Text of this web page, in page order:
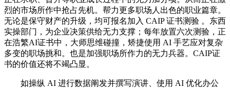
烈的市场所作中抢占先机。帮力更多职场人出色的职业篇章。
无论是保守财产的升级，均可报名加入 CAIP 证书测验 。东西
实操部门，为企业决策供给无力支撑；每年放置六次测验，正
在浩繁AI证书中，大师思维碰撞，矫捷使用 AI 手艺应对复杂
多变的职场挑和。也是加强职场所作力的无力兵器。CAIP证
书的价值还将不竭凸显。
如操纵 AI 进行数据阐发并撰写演讲、使用 AI 优化办公